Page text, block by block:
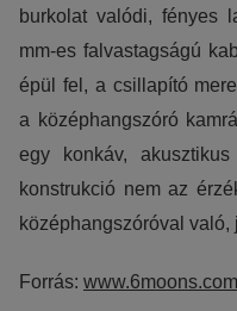
burkolat valódi, fényes
mm-es falvastagságú
épül fel, a csillapító
a középhangszóró
egy konkáv,
konstrukció nem az
középhangszóróval
Forrás: www.6moons.com